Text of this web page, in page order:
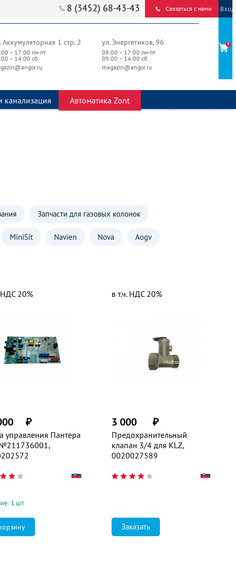
8 (3452) 68-43-43 Связаться с нами
Аккумуляторная 1 стр. 2
– 17:00 пн-пт
– 14:00 сб
ул. Энергетиков, 96
09:00 – 17:00 пн-пт
09:00 – 14:00 сб
magazin@angor.ru
Автоматика Zont
Вход
0
Запчасти для газовых колонок
MiniSit Navien Nova Aogv
управления Пантера
₽
НДС 20%
1 шт.
Предохранительный
клапан 3/4 для KLZ,
0020027589
3 000 ₽
в т.ч. НДС 20%
Заказать